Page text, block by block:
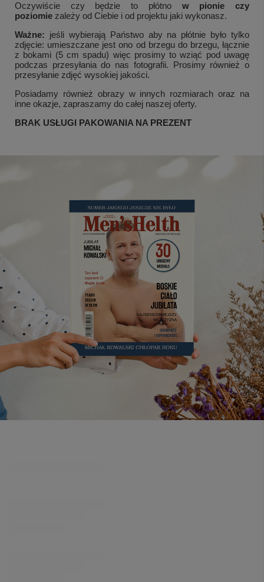
+1
Zobacz więcej
Oczywiście czy będzie to płótno
w pionie czy
poziomie zależy od Ciebie i od projektu jaki wykonasz.
Ważne: jeśli wybierają Państwo aby na płótnie było tylko
zdjęcie: umieszczane jest ono od brzegu do brzegu, łącznie
z bokami (5 cm spadu) więc prosimy to wziąć pod uwagę
podczas przesyłania do nas fotografii. Prosimy również o
przesyłanie zdjęć wysokiej jakości.
Posiadamy również obrazy w innych rozmiarach oraz na
inne okazje, zapraszamy do całej naszej oferty.
BRAK USŁUGI PAKOWANIA NA PREZENT